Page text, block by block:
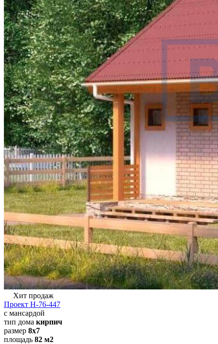
Хит продаж
Проект Н-76-447
с мансардой
тип дома кирпич
размер 8х7
площадь 82 м2